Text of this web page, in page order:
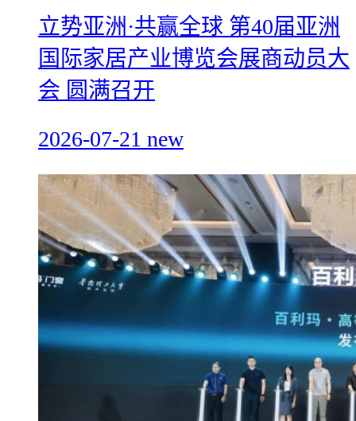
立势亚洲·共赢全球 第40届亚洲
国际家居产业博览会展商动员大
会 圆满召开
2026-07-21 new